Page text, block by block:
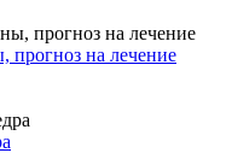
прогноз на лечение